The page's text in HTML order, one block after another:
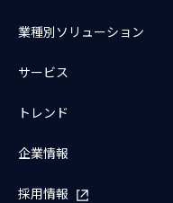
業種別ソリューション
サービス
トレンド
企業情報
採用情報